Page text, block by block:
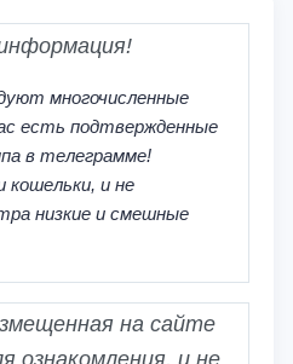
многочисленные
есть подтвержденные
в телеграмме!
кошельки, и не
низкие и смешные
на сайте